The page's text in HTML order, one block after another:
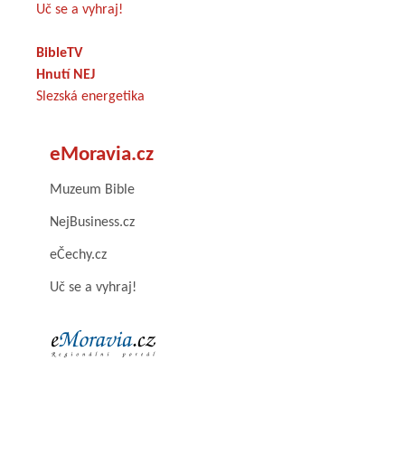
Uč se a vyhraj!
BibleTV
Hnutí NEJ
Slezská energetika
eMoravia.cz
Muzeum Bible
NejBusiness.cz
eČechy.cz
Uč se a vyhraj!